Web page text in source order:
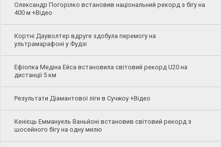
Олександр Погорілко встановив національний рекорд з бігу на
400 м +Відео
Кортні Дауволтер вдруге здобула перемогу на
ультрамарафоні у Фудзі
Ефіопка Медіна Ейса встановила світовий рекорд U20 на
дистанції 5 км
Результати Діамантової ліги в Сучжоу +Відео
Кенієць Еммануель Ваньйоні встановив світовий рекорд з
шосейного бігу на одну милю